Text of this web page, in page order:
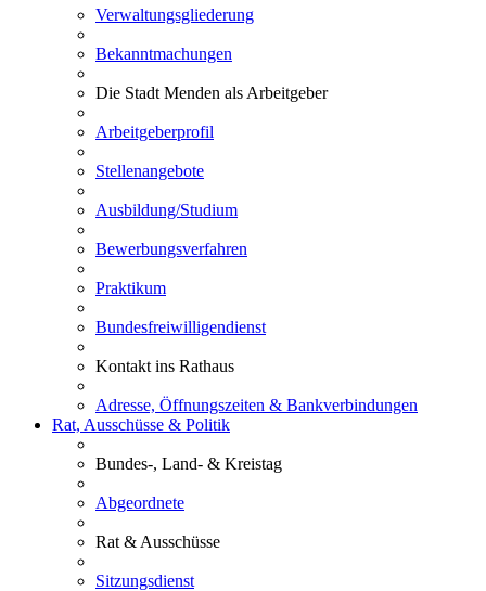
Verwaltungsgliederung
Bekanntmachungen
Die Stadt Menden als Arbeitgeber
Arbeitgeberprofil
Stellenangebote
Ausbildung/Studium
Bewerbungsverfahren
Praktikum
Bundesfreiwilligendienst
Kontakt ins Rathaus
Adresse, Öffnungszeiten & Bankverbindungen
Rat, Ausschüsse & Politik
Bundes-, Land- & Kreistag
Abgeordnete
Rat & Ausschüsse
Sitzungsdienst